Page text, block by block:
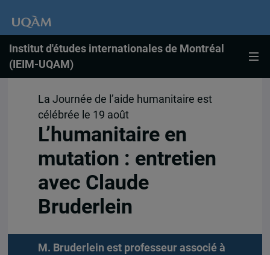
Institut d'études internationales de Montréal
(IEIM-UQAM)
La Journée de l’aide humanitaire est
célébrée le 19 août
L’humanitaire en
mutation : entretien
avec Claude
Bruderlein
M. Bruderlein est professeur associé à